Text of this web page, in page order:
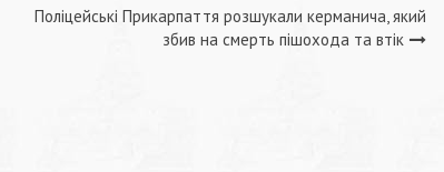
Поліцейські Прикарпаття розшукали керманича, який
збив на смерть пішохода та втік